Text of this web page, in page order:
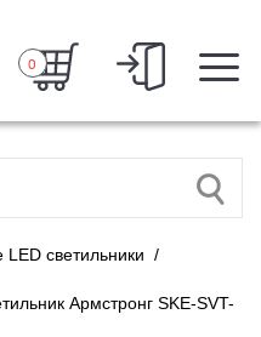
0
светильники /
Армстронг SKE-SVT-